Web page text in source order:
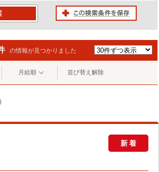
の情報が見つかりました
月給順 並び替え解除
新着